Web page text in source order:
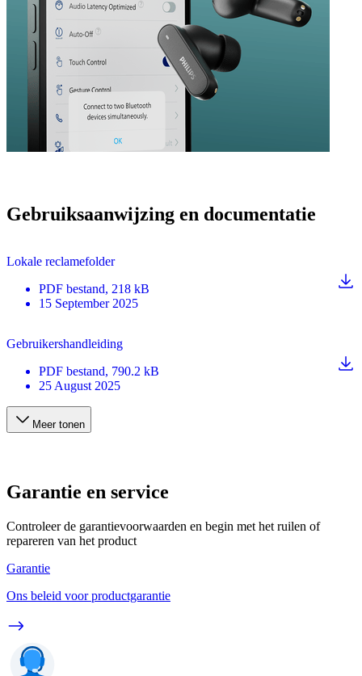
Gebruiksaanwijzing en documentatie
Lokale reclamefolder
PDF bestand, 218 kB
15 September 2025
Gebruikershandleiding
PDF bestand, 790.2 kB
25 August 2025
Meer tonen
Garantie en service
Controleer de garantievoorwaarden en begin met het ruilen of
repareren van het product
Garantie
Ons beleid voor productgarantie